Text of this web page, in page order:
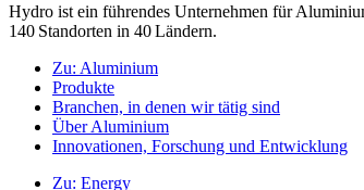
Hydro ist ein führendes Unternehmen für
140 Standorten in 40 Ländern.
Zu: Aluminium
Produkte
Branchen, in denen wir tätig sind
Über Aluminium
Innovationen, Forschung und Entwicklung
Zu: Energy